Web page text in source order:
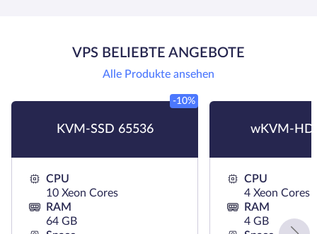
VPS BELIEBTE ANGEBOTE
Alle Produkte ansehen
KVM-SSD 65536
-10%
CPU
10 Xeon Cores
RAM
64 GB
wKVM-
CPU
4 Xeon Cores
RAM
4 GB